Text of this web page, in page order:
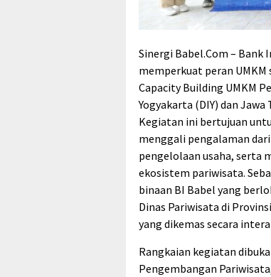
Sinergi Babel.Com – Bank
memperkuat peran
Capacity Building UMKM
Yogyakarta (DIY) dan
Kegiatan ini bertujuan
menggali pengalaman
pengelolaan usaha, serta
ekosistem pariwisata.
binaan BI Babel yang
Dinas Pariwisata di
yang dikemas secara
Rangkaian kegiatan
Pengembangan